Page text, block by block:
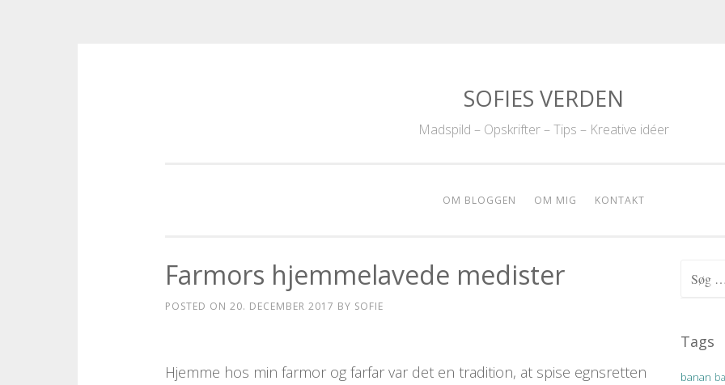
SOFIES VERDEN
Madspild – Opskrifter – Tips – Kreative idéer
OM BLOGGEN OM MIG KONTAKT
Farmors hjemmelavede medister
POSTED ON 20. DECEMBER 2017 BY SOFIE
Hjemme hos min farmor og farfar var det en tradition, at spise egnsretten
Søg
Tags
banan